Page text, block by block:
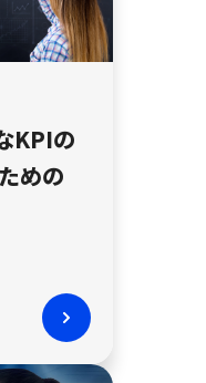
KPIの
めの